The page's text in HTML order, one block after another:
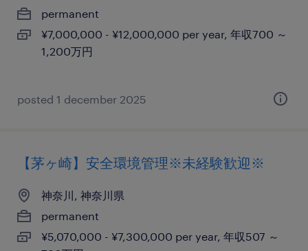
permanent
¥7,000,000 - ¥12,000,000 per year, 年収700 ～
1,200万円
posted 1 december 2025
【茅ヶ崎】安全環境管理※未経験歓迎※
神奈川, 神奈川県
permanent
¥5,070,000 - ¥7,300,000 per year, 年収507 ～